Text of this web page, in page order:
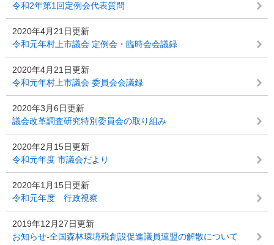
令和2年第1回定例会代表質問
2020年4月21日更新
令和元年村上市議会 定例会・臨時会会議録
2020年4月21日更新
令和元年村上市議会 委員会会議録
2020年3月6日更新
議会改革調査研究特別委員会の取り組み
2020年2月15日更新
令和元年度 市議会だより
2020年1月15日更新
令和元年度 行政視察
2019年12月27日更新
お知らせ-全国森林環境税創設促進議員連盟の解散について